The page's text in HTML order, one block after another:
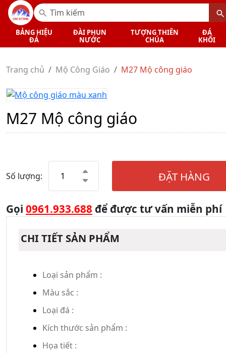
BẢNG HIỆU
ĐÁ
ĐÀI PHUN
NƯỚC
TƯỢNG THIÊN
CHÚA
ĐÁ
KHỐI
Trang chủ Mộ Công Giáo M27 Mộ công giáo
M27 Mộ công giáo
Số lượng: ĐẶT HÀNG
Gọi 0961.933.688 để được tư vấn miễn phí
CHI TIẾT SẢN PHẨM
Loại sản phẩm :
Màu sắc :
Loại đá :
Kích thước sản phẩm :
Họa tiết :